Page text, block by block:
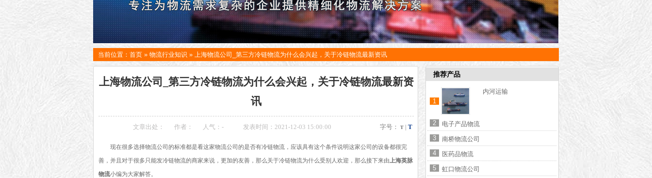
当前位置： 首页 » 物流行业知识 » 上海物流公司_第三方冷链物流为什么会兴起，关于冷链物流最新资讯
上海物流公司_第三方冷链物流为什么会兴起，关于冷链物流最新资
讯
字号： T | T
文章出处： 作者： 人气： - 发表时间：2021-12-03 15:00:00
现在很多选择物流公司的标准都是看这家物流公司的是否有冷链物流，应该具有这个条件说明这家公司的设备都很完
善，并且对于很多只能发冷链物流的商家来说，更加的友善，那么关于冷链物流为什么受别人欢迎，那么接下来由上海英脉
物流小编为大家解答。
推荐产品
1
内河运输
2
电子产品物流
3
南桥物流公司
4
医药品物流
5
虹口物流公司